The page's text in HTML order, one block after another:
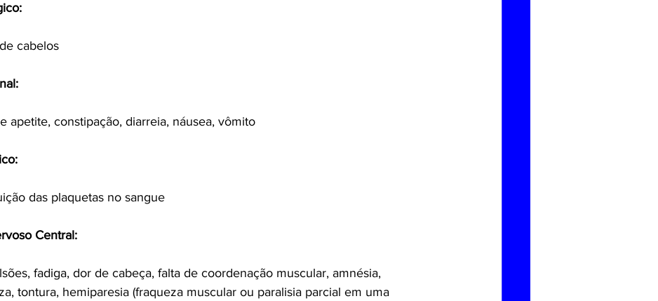
cabelos
apetite, constipação, diarreia, náusea, vômito
das plaquetas no sangue
Central:
fadiga, dor de cabeça, falta de coordenação muscular, amnésia,
tontura, hemiparesia (fraqueza muscular ou paralisia parcial em uma